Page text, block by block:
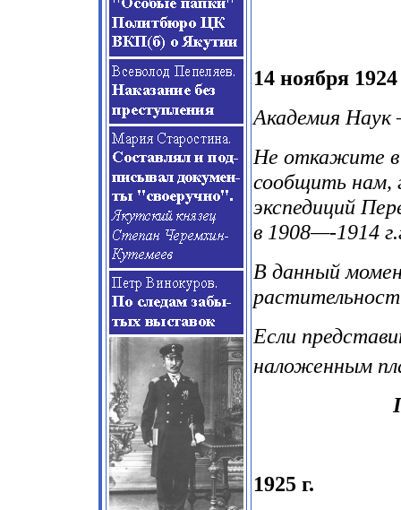
14 ноября 1924
Академия Наук
Не откажите в
сообщить нам,
экспедиций
в 1908—-1914
В данный
Если
наложенным
1925 г.